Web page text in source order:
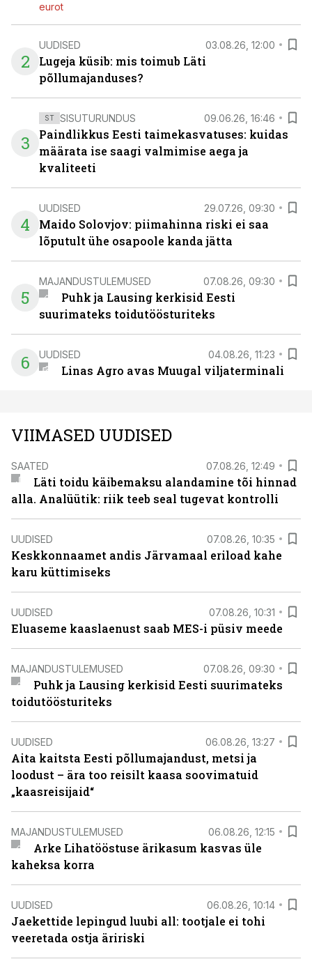
eurot
2
UUDISED 03.08.26, 12:00
Lugeja küsib: mis toimub Läti
põllumajanduses?
3
ST SISUTURUNDUS 09.06.26, 16:46
Paindlikkus Eesti taimekasvatuses: kuidas
määrata ise saagi valmimise aega ja
kvaliteeti
4
UUDISED 29.07.26, 09:30
Maido Solovjov: piimahinna riski ei saa
lõputult ühe osapoole kanda jätta
5
MAJANDUSTULEMUSED 07.08.26, 09:30
Puhk ja Lausing kerkisid Eesti
suurimateks toidutöösturiteks
6 UUDISED 04.08.26, 11:23
Linas Agro avas Muugal viljaterminali
VIIMASED UUDISED
SAATED 07.08.26, 12:49
Läti toidu käibemaksu alandamine tõi hinnad
alla. Analüütik: riik teeb seal tugevat kontrolli
UUDISED 07.08.26, 10:35
Keskkonnaamet andis Järvamaal eriload kahe
karu küttimiseks
UUDISED 07.08.26, 10:31
Eluaseme kaaslaenust saab MES-i püsiv meede
MAJANDUSTULEMUSED 07.08.26, 09:30
Puhk ja Lausing kerkisid Eesti suurimateks
toidutöösturiteks
UUDISED 06.08.26, 13:27
Aita kaitsta Eesti põllumajandust, metsi ja
loodust – ära too reisilt kaasa soovimatuid
„kaasreisijaid“
MAJANDUSTULEMUSED 06.08.26, 12:15
Arke Lihatööstuse ärikasum kasvas üle
kaheksa korra
UUDISED 06.08.26, 10:14
Jaekettide lepingud luubi all: tootjale ei tohi
veeretada ostja äririski